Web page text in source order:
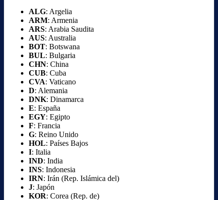
ALG: Argelia
ARM: Armenia
ARS: Arabia Saudita
AUS: Australia
BOT: Botswana
BUL: Bulgaria
CHN: China
CUB: Cuba
CVA: Vaticano
D: Alemania
DNK: Dinamarca
E: España
EGY: Egipto
F: Francia
G: Reino Unido
HOL: Países Bajos
I: Italia
IND: India
INS: Indonesia
IRN: Irán (Rep. Islámica del)
J: Japón
KOR: Corea (Rep. de)